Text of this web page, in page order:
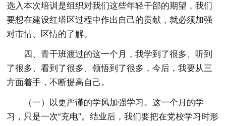
选入本次培训是组织对我们这些年轻干部的期望，我们
要想在建设红塔区过程中作出自己的贡献，就必须加强
对市情、区情的了解。
四、青干班渡过的这一个月，我学到了很多、听到
了很多、看到了很多、领悟到了很多，今后，我要从三
方面着手，不断提高自己。
（一）以更严谨的学风加强学习。这一个月的学
习，只是一次“充电”。结业后，我们要把在党校学习时形